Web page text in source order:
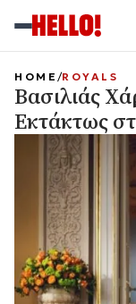
HOME ROYALS
Βασιλιάς
Εκτάκτως